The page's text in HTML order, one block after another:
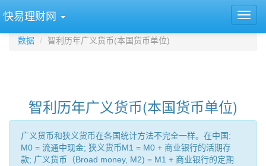
快易理财网
数据 智利历年广义货币(本国货币单位)
智利历年广义货币(本国货币单位)
广义货币和狭义货币在各国统计方法不完全一样。在中国:
M0 = 流通中现金; 狭义货币M1 = M0 + 商业银行的活期存
款; 广义货币（Broad money, M2) = M1 + 商业银行的定期